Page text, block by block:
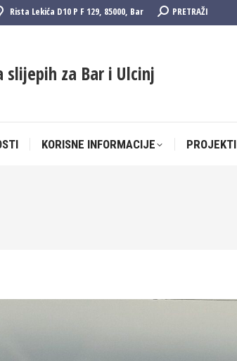
Rista Lekića D10 P F 129, 85000, Bar Search:PRETRAŽI
slijepih za Bar i Ulcinj
KORISNE INFORMACIJE PROJEKTI
KORISNE INFORMACIJE PROJEKTI